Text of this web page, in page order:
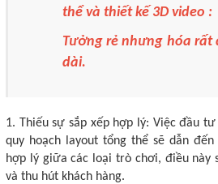
thể và thiết kế 3D video :
Tưởng rẻ nhưng hóa rất
dài.
1. Thiếu sự sắp xếp hợp lý: Việc đầu
quy hoạch layout tổng thể sẽ dẫn
hợp lý giữa các loại trò chơi, điều này
và thu hút khách hàng.